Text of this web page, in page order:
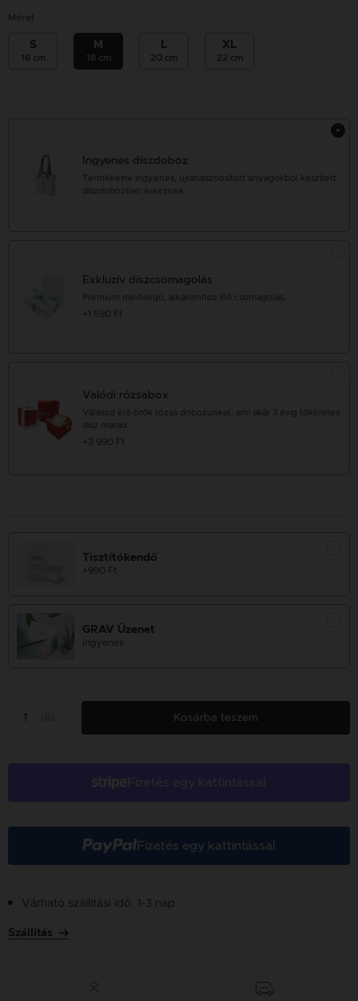
Méret
S
16 cm
M
18 cm
L
20 cm
XL
22 cm
Ingyenes díszdoboz
Termékeink ingyenes, újrahasznosított anyagokból készített
díszdobozban érkeznek
Exkluzív díszcsomagolás
Prémium minőségű, alkalomhoz illő csomagolás.
+1 590 Ft
Valódi rózsabox
Válaszd élő örök rózsa dobozunkat, ami akár 3 évig tökéletes
dísz marad.
+3 990 Ft
Tisztítókendő
+990 Ft
GRAV Üzenet
ingyenes
Kosárba teszem
Fizetés egy kattintással
Várható szállítási idő: 1-3 nap
Szállítás